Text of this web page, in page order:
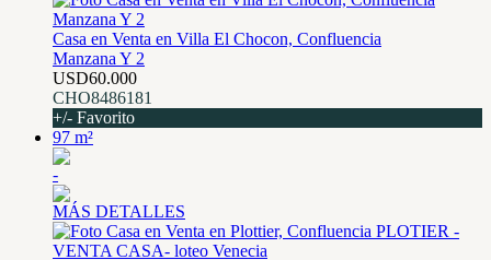
Casa en Venta en Villa El Chocon, Confluencia
Manzana Y 2
USD60.000
CHO8486181
+/- Favorito
97 m²
-
MÁS DETALLES